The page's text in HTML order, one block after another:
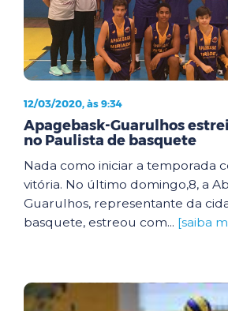
12/03/2020, às 9:34
Apagebask-Guarulhos
no Paulista de basquete
Nada como iniciar a temporada
vitória. No último domingo,8, a
Guarulhos, representante da
basquete, estreou com... [saiba